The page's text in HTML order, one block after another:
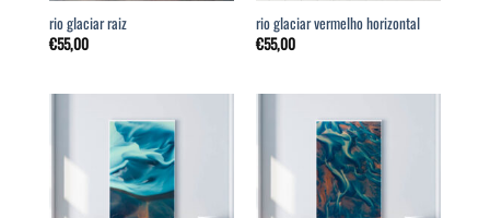
rio glaciar raiz
€55,00
rio glaciar vermelho horizontal
€55,00